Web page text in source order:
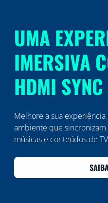
UMA
IMERSIVA
HDMI
Melhore a sua
ambiente que
músicas e conteúdos de